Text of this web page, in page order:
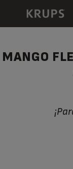
MANGO